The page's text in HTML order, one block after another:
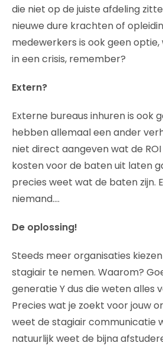
die niet op de juiste afdeling
nieuwe dure krachten of
medewerkers is ook geen
in een crisis, remember?
Extern?
Externe bureaus inhuren is ook
hebben allemaal een ander
niet direct aangeven wat de ROI
kosten voor de baten uit laten
precies weet wat de baten zijn.
niemand….
De oplossing!
Steeds meer organisaties
stagiair te nemen. Waarom?
generatie Y dus die weten alles
Precies wat je zoekt voor jouw
weet de stagiair communicatie
natuurlijk weet de bijna